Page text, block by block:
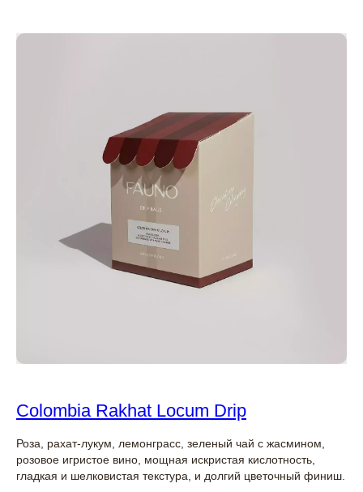
Colombia Rakhat Locum Drip
Роза, рахат-лукум, лемонграсс, зеленый чай с жасмином,
розовое игристое вино, мощная искристая кислотность,
гладкая и шелковистая текстура, и долгий цветочный финиш.